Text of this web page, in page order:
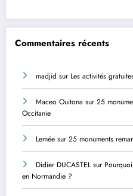
Commentaires récents
madjid sur Les activités
Maceo Ouitona sur 25
Occitanie
Lemée sur 25 monuments
Didier DUCASTELsur
en Normandie ?